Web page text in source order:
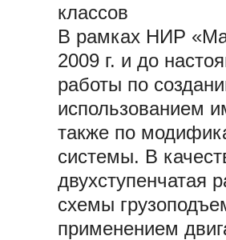
классов
В рамках НИР
2009 г. и до
работы по
использованием
также по
системы. В
двухступенчатая
схемы
применением